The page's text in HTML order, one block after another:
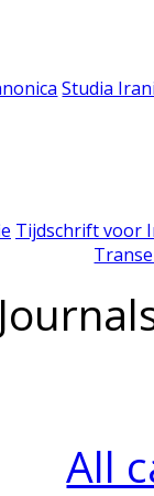
Studia
Tijdschrift voor
All